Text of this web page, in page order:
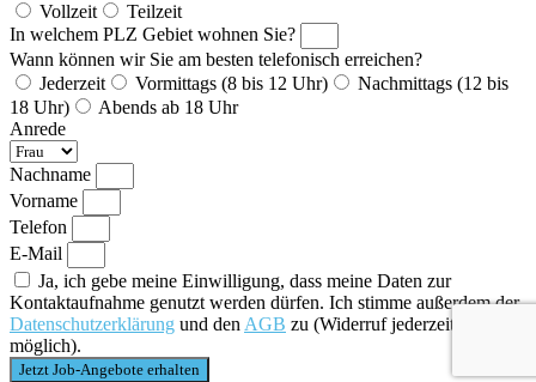
Vollzeit
Teilzeit
In welchem PLZ Gebiet wohnen Sie?
Wann können wir Sie am besten telefonisch erreichen?
Jederzeit
Vormittags (8 bis 12 Uhr)
Nachmittags (12 bis
18 Uhr)
Abends ab 18 Uhr
Anrede
Nachname
Vorname
Telefon
E-Mail
Ja, ich gebe meine Einwilligung, dass meine Daten zur
Kontaktaufnahme genutzt werden dürfen. Ich stimme außerdem der
Datenschutzerklärung und denAGB zu (Widerruf jederzeit
möglich).
Jetzt Job-Angebote erhalten